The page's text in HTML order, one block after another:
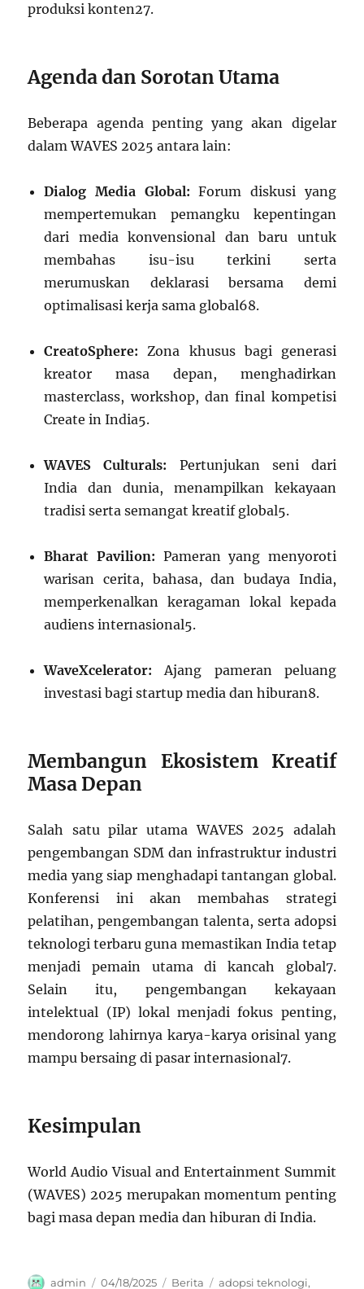
produksi konten27.
Agenda dan Sorotan Utama
Beberapa agenda penting yang akan digelar
dalam WAVES 2025 antara lain:
Dialog Media Global: Forum diskusi yang
mempertemukan pemangku kepentingan
dari media konvensional dan baru untuk
membahas isu-isu terkini serta
merumuskan deklarasi bersama demi
optimalisasi kerja sama global68.
CreatoSphere: Zona khusus bagi generasi
kreator masa depan, menghadirkan
masterclass, workshop, dan final kompetisi
Create in India5.
WAVES Culturals: Pertunjukan seni dari
India dan dunia, menampilkan kekayaan
tradisi serta semangat kreatif global5.
Bharat Pavilion: Pameran yang menyoroti
warisan cerita, bahasa, dan budaya India,
memperkenalkan keragaman lokal kepada
audiens internasional5.
WaveXcelerator: Ajang pameran peluang
investasi bagi startup media dan hiburan8.
Membangun Ekosistem Kreatif
Masa Depan
Salah satu pilar utama WAVES 2025 adalah
pengembangan SDM dan infrastruktur industri
media yang siap menghadapi tantangan global.
Konferensi ini akan membahas strategi
pelatihan, pengembangan talenta, serta adopsi
teknologi terbaru guna memastikan India tetap
menjadi pemain utama di kancah global7.
Selain itu, pengembangan kekayaan
intelektual (IP) lokal menjadi fokus penting,
mendorong lahirnya karya-karya orisinal yang
mampu bersaing di pasar internasional7.
Kesimpulan
World Audio Visual and Entertainment Summit
(WAVES) 2025 merupakan momentum penting
bagi masa depan media dan hiburan di India.
Author
admin Posted
04/18/2025 Categories
Berita Tags
adopsi teknologi,